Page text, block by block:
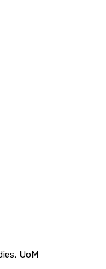
UoM